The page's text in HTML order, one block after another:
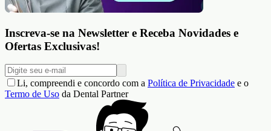
Inscreva-se na Newsletter e Receba Novidades e
Ofertas Exclusivas!
Li, compreendi e concordo com a Política de Privacidade e o
Termo de Uso da Dental Partner